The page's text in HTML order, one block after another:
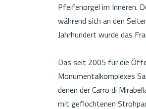
Pfeifenorgel im Inneren.
während sich an den
Jahrhundert wurde das
Das seit 2005 für die
Monumentalkomplexes
denen der Carro di
mit geflochtenen